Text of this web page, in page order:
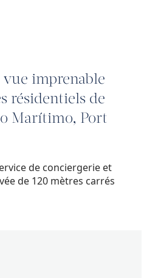
imprenable
résidentiels de
Marítimo, Port
de conciergerie et
de 120 mètres carrés